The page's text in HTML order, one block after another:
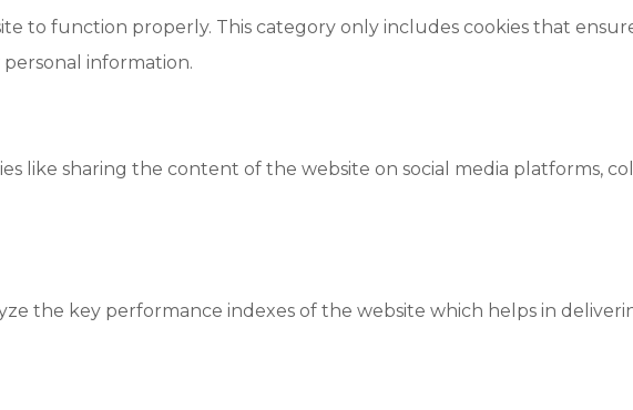
to function properly. This category only includes cookies that
information.
like sharing the content of the website on social media platforms,
the key performance indexes of the website which helps in